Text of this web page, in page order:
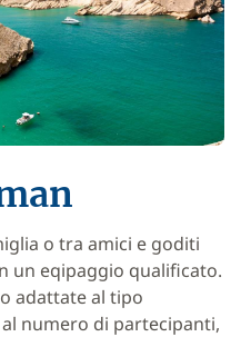
o tra amici e goditi
un eqipaggio qualificato.
adattate al tipo
numero di partecipanti,